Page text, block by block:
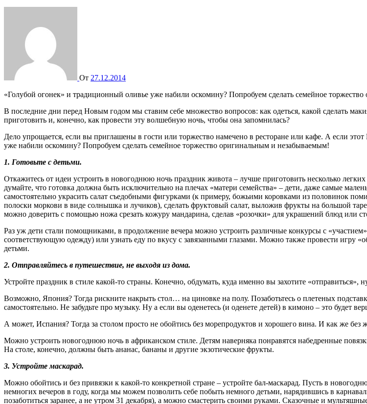
От 27.12.2014
«Голубой огонек» и традиционный оливье уже набили оскомину? Попробуем сделать семейное
В последние дни перед Новым годом мы ставим себе множество вопросов: как одеться, какой сделать
приготовить и, конечно, как провести эту волшебную ночь, чтобы она запомнилась?
Дело упрощается, если вы приглашены в гости или торжество намечено в ресторане или кафе. А если
уже набили оскомину? Попробуем сделать семейное торжество оригинальным и незабываемым!
1. Готовьте с детьми.
Откажитесь от идеи устроить в новогоднюю ночь праздник живота – лучше приготовить несколько
думайте, что готовка должна быть исключительно на плечах «матери семейства» – дети, даже самые
самостоятельно украсить салат съедобными фигурками (к примеру, божьими коровками из половинок
полоски моркови в виде солнышка и лучиков), сделать фруктовый салат, выложив фрукты на большой
можно доверить с помощью ножа срезать кожуру мандарина, сделав «розочки» для украшений блюд или
Раз уж дети стали помощниками, в продолжение вечера можно устроить различные конкурсы с
соответствующую одежду) или узнать еду по вкусу с завязанными глазами. Можно также провести игру
детьми.
2. Отправляйтесь в путешествие, не выходя из дома.
Устройте праздник в стиле какой-то страны. Конечно, обдумать, куда именно вы захотите «отправиться»,
Возможно, Япония? Тогда рискните накрыть стол… на циновке на полу. Позаботьтесь о плетеных
самостоятельно. Не забудьте про музыку. Ну а если вы оденетесь (и оденете детей) в кимоно – это будет
А может, Испания? Тогда за столом просто не обойтись без морепродуктов и хорошего вина. И как же без
Можно устроить новогоднюю ночь в африканском стиле. Детям наверняка понравятся набедренные
На столе, конечно, должны быть ананас, бананы и другие экзотические фрукты.
3. Устройте маскарад.
Можно обойтись и без привязки к какой-то конкретной стране – устройте бал-маскарад. Пусть в
немногих вечеров в году, когда мы можем позволить себе побыть немного детьми, нарядившись в
позаботиться заранее, а не утром 31 декабря), а можно смастерить своими руками. Сказочные и